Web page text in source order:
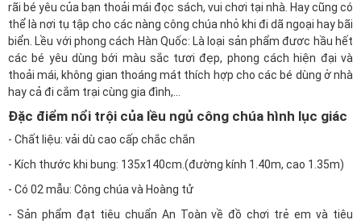
rãi bé yêu của bạn thoải mái đọc sách, vui chơi tại nhà. Hay cũng có
thể là nơi tụ tập cho các nàng công chúa nhỏ khi đi dã ngoại hay bãi
biển. Lều với phong cách Hàn Quốc: Là loại sản phẩm đươc hầu hết
các bé yêu dùng bới màu sắc tươi đẹp, phong cách hiện đại và
thoải mái, không gian thoáng mát thích hợp cho các bé dùng ở nhà
hay cả đi cắm trại cùng gia đình,…
Đặc điểm nổi trội của lều ngủ công chúa hình lục giác
- Chất liệu: vải dù cao cấp chắc chắn
- Kích thước khi bung: 135x140cm.(đường kính 1.40m, cao 1.35m)
- Có 02 mẫu: Công chúa và Hoàng tử
- Sản phẩm đạt tiêu chuẩn An Toàn về đồ chơi trẻ em và tiêu